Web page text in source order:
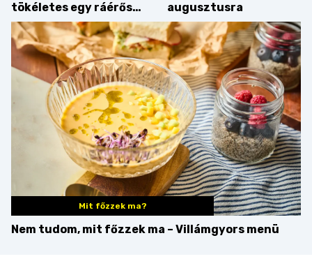
tökéletes egy ráérős
hétvégi ebédhez
augusztusra
Mit főzzek ma?
Nem tudom, mit főzzek ma – Villámgyors menü